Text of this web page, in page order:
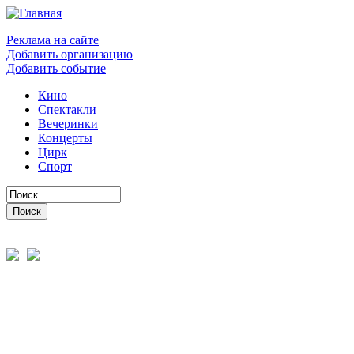
Реклама на сайте
Добавить организацию
Добавить событие
Кино
Спектакли
Вечеринки
Концерты
Цирк
Спорт